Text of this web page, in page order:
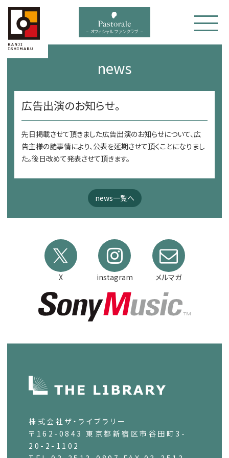
menu オフィシャル ファンクラブ
news
広告出演のお知らせ。
先日掲載させて頂きました広告出演のお知らせについて、広
告主様の諸事情により、公表を延期させて頂くことになりまし
た。後日改めて発表させて頂きます。
news一覧へ
X instagram メルマガ
株式会社ザ・ライブラリー
〒162-0843 東京都新宿区市谷田町3-
20-2-1102